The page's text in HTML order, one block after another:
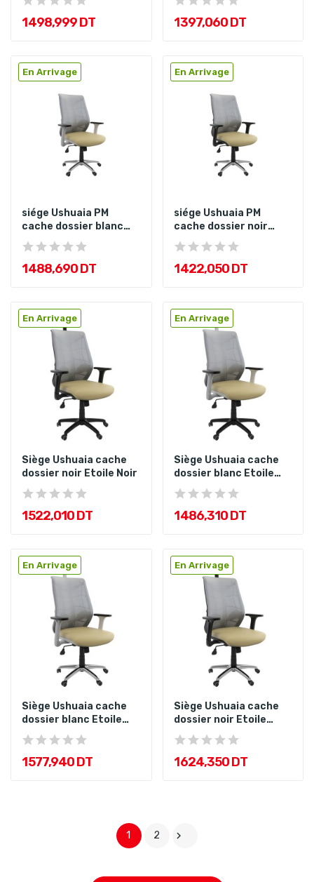
1 498,999 DT 1 397,060 DT
En Arrivage
siége Ushuaia PM
cache dossier blanc
etoile chromé
1 488,690 DT
En Arrivage
siége Ushuaia PM
cache dossier noir
etoile chromé
1 422,050 DT
En Arrivage
Siège Ushuaia cache
dossier noir Etoile Noir
1 522,010 DT
En Arrivage
Siège Ushuaia cache
dossier blanc Etoile
Noir
1 486,310 DT
En Arrivage
Siège Ushuaia cache
dossier blanc Etoile
Chromé
1 577,940 DT
En Arrivage
Siège Ushuaia cache
dossier noir Etoile
Chromé
1 624,350 DT
1 2 